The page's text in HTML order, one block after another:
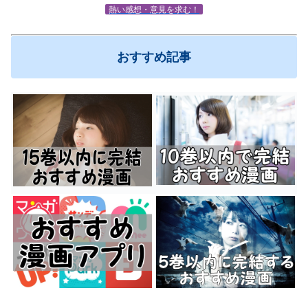
熱い感想・意見を求む！
おすすめ記事